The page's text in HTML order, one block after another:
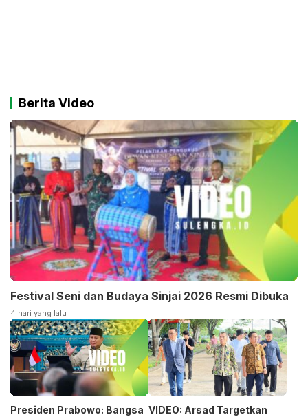
Berita Video
Festival Seni dan Budaya Sinjai 2026 Resmi Dibuka
4 hari yang lalu
Presiden Prabowo: Bangsa VIDEO: Arsad Targetkan